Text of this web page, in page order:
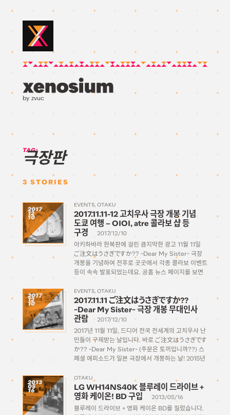
by zvuc
TAG:
극장판
3 STORIES
2017
12
10
EVENTS OTAKU
2017.11.11-12 고치우사 극장 개봉 기념
도쿄 여행 – OIOI, atre 콜라보 샵 등
구경
2017/12/10
아키하바라 한복판에 걸린 큼지막한 광고 11월 11일
ご注文はうさぎですか?? ~Dear My Sister~ 극장
개봉을 기념하여 전후로 곳곳에서 각종 콜라보 이벤트
등이 속속 발표되었는데요. 공홈 뉴스 페이지를 보면
엄청나게 활발하게 기획되었습니다. ご注文はOIOI
ですか？？ 개최된 이벤트중 대표적으로 […]
2017
12
10
EVENTS OTAKU
2017.11.11 ご注文はうさぎですか??
~Dear My Sister~ 극장 개봉 무대인사
관람
2017/12/10
2017년 11월 11일, 드디어 전국 전세계의 고치우사 난
민들이 구제받는 날입니다. 바로 ご注文はうさぎです
か?? ~Dear My Sister~ (주문은 토끼입니까??) 스
페셜 에피소드가 일본 극장에서 개봉하는 날! 2015년
어! 11월 11일이라는 날은 고치우사 팬들에게는 특별
한 의미를 […]
2013
05
16
OTAKU
LG WH14NS40K 블루레이 드라이브 +
영화 케이온! BD 구입
2013/05/16
블루레이 드라이브 + 영화 케이온 BD를 질렀습니다.